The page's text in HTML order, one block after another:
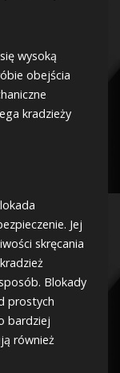
wysoką
obejścia
kradzieży
Jej
skręcania
Blokady
prostych
bardziej
również